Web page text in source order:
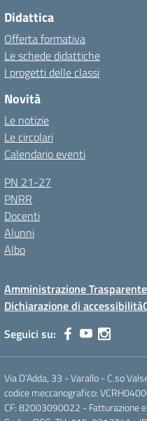
Didattica
Offerta formativa
Le schede didattiche
I progetti delle classi
Novità
Le notizie
Le circolari
Calendario eventi
PN 21-27
PNRR
Docenti
Alunni
Albo
Amministrazione Trasparente
Dichiarazione di accessibilità
Seguici su:
Via D’Adda, 33 - Varallo - C.so
codice meccanografico:
CF: 82003090022 - Fatturazione